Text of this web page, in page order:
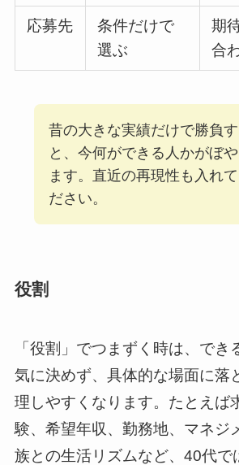
応募先
条件だけで
選ぶ
期
合
昔の大きな実績だけで勝負
と、今何ができる人かがぼ
ます。直近の再現性も入れて
ださい。
役割
「役割」でつまずく時は、でき
気に決めず、具体的な場面に落
理しやすくなります。たとえば
験、希望年収、勤務地、マネジ
族との生活リズムなど、40代で